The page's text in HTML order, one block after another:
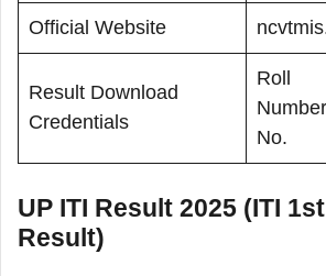
Official Website
Result Download
Credentials
Roll
No.
UP ITI Result 2025 (ITI
Result)